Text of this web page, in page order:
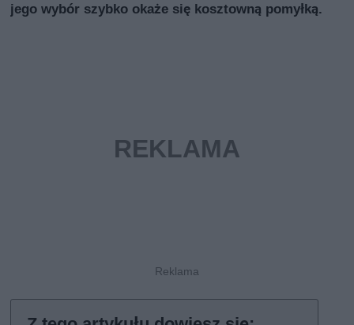
jego wybór szybko okaże się kosztowną pomyłką.